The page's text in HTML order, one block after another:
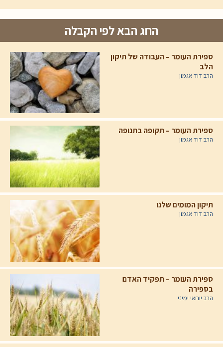
החג הבא לפי הקבלה
ספירת העומר – העבודה של תיקון
הלב
הרב דוד אגמון
ספירת העומר – תקופה בתנופה
הרב דוד אגמון
תיקון המומים שלנו
הרב דוד אגמון
ספירת העומר – תפקיד האדם
בספירה
הרב יוחאי ימיני